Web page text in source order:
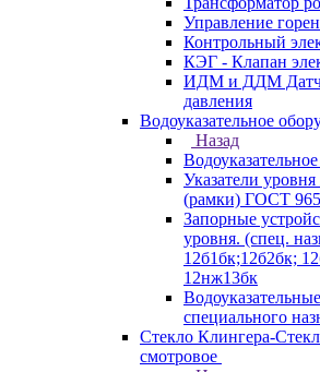
Управление
Контрольный
КЭГ - Клапан
ИДМ и ДДМ
давления
Водоуказательное
Назад
Указатели
(рамки) ГОСТ
Запорные
уровня. (спец.
12б1бк;12б2бк;
12нж13бк
специального
Стекло Клингера-
смотровое